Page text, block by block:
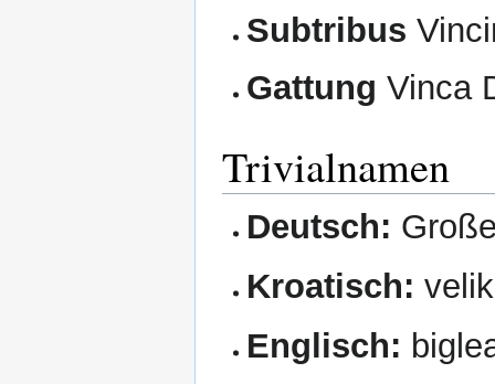
Subtribus
Gattung Vinca
Trivialnamen
Deutsch:
Kroatisch:
Englisch: